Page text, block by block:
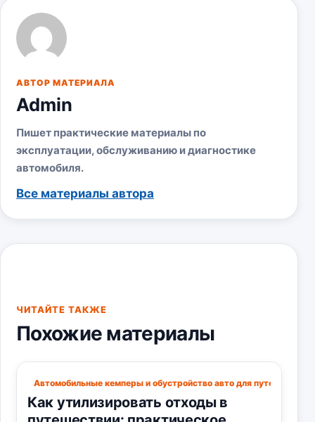
АВТОР МАТЕРИАЛА
Admin
Пишет практические материалы по
эксплуатации, обслуживанию и диагностике
автомобиля.
Все материалы автора
ЧИТАЙТЕ ТАКЖЕ
Похожие материалы
Автомобильные кемперы и обустройство авто для путешествий
Как утилизировать отходы в